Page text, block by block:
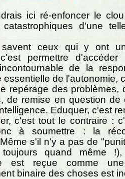
ici ré-enfoncer le
catastrophiques d'une
savent ceux qui y ont
permettre d'accéder
de la
essentielle de l'autonomie,
repérage des problèmes,
de remise en question de
Eduquer, c'est
c'est tout le contraire :
à soumettre : la
s'il n'y a pas de
quand même !),
est reçue comme
binaire des choses est